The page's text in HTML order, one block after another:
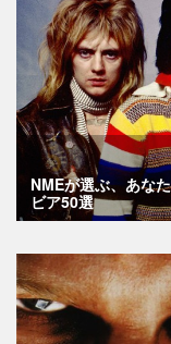
NMEが選ぶ、あな
ビア50選